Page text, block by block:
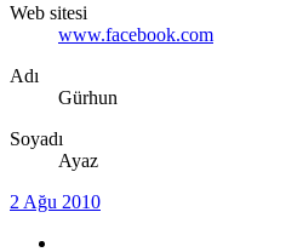
Web sitesi
www.facebook.com
Adı
Gürhun
Soyadı
Ayaz
2 Ağu 2010